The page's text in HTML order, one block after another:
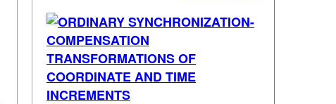
ORDINARY SYNCHRONIZATION-
COMPENSATION
TRANSFORMATIONS OF
COORDINATE AND TIME
INCREMENTS